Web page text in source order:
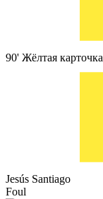
90' Жёлтая карточка
Jesús Santiago
Foul